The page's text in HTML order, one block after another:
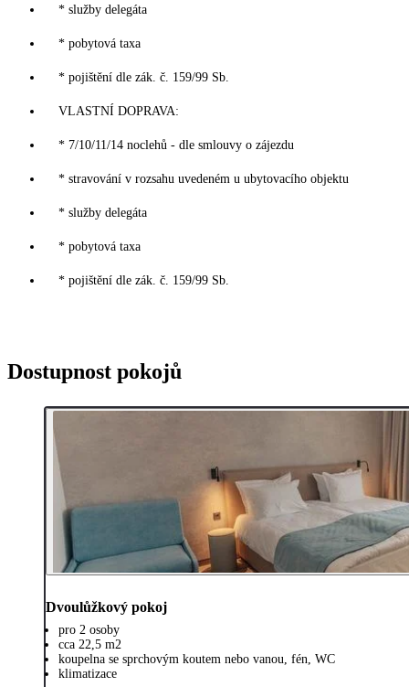
* služby delegáta
* pobytová taxa
* pojištění dle zák. č. 159/99 Sb.
VLASTNÍ DOPRAVA:
* 7/10/11/14 noclehů - dle smlouvy o zájezdu
* stravování v rozsahu uvedeném u ubytovacího objektu
* služby delegáta
* pobytová taxa
* pojištění dle zák. č. 159/99 Sb.
Dostupnost pokojů
Dvoulůžkový pokoj
pro 2 osoby
cca 22,5 m2
koupelna se sprchovým koutem nebo vanou, fén, WC
klimatizace